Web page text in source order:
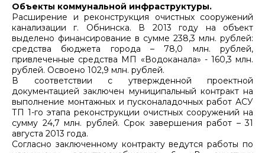
Объекты коммунальной инфраструктуры.
Расширение и реконструкция очистных сооружений
канализации г. Обнинска. В 2013 году на объект
выделено финансирование в сумме 238,3 млн. рублей:
средства бюджета города – 78,0 млн. рублей,
привлеченные средства МП «Водоканала» - 160,3 млн.
рублей. Освоено 102,9 млн. рублей.
В соответствии с утвержденной проектной
документацией заключен муниципальный контракт на
выполнение монтажных и пусконаладочных работ АСУ
ТП 1-го этапа реконструкции очистных сооружений на
сумму 24,7 млн. рублей. Срок завершения работ – 31
августа 2013 года.
Согласно заключенному контракту ведутся работы по